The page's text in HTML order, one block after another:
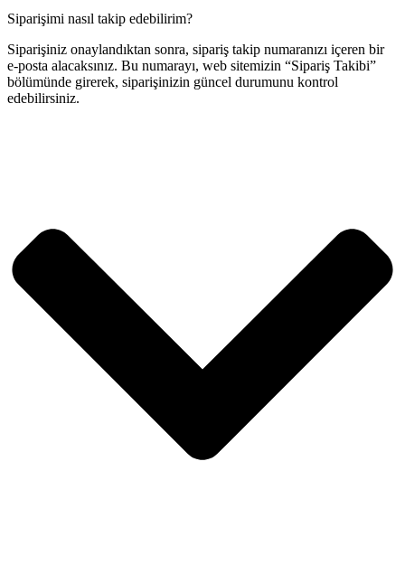
Siparişimi nasıl takip edebilirim?
Siparişiniz onaylandıktan sonra, sipariş takip numaranızı içeren bir
e-posta alacaksınız. Bu numarayı, web sitemizin “Sipariş Takibi”
bölümünde girerek, siparişinizin güncel durumunu kontrol
edebilirsiniz.